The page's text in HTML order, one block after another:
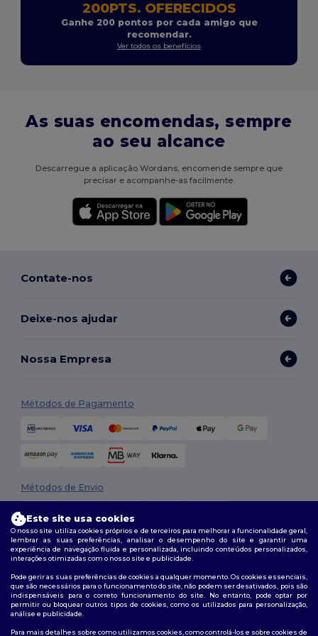
200PTS. OFERECIDOS
Ganhe 200 pontos por cada amigo que
recomendar.
Ver todos os benefícios
As suas encomendas, sempre
ao seu alcance
Descarregue a aplicação Wordans, encomende sempre que
precisar e acompanhe-as facilmente.
Contate-nos
Deixe-nos ajudar
Nossa Empresa
Métodos de Pagamento
Métodos de Envio
Siga-nos
Este site usa cookies
O nosso site utiliza cookies próprios e de terceiros para melhorar a funcionalidade geral,
lembrar as suas preferências, analisar o desempenho do site e garantir uma
experiência de navegação fluida e personalizada, incluindo conteúdos personalizados,
interações otimizadas com o nosso site e publicidade.
Pode gerir as suas preferências de cookies a qualquer momento. Os cookies essenciais,
que são necessários para o funcionamento do site, não podem ser desativados, pois são
indispensáveis para o correto funcionamento do site. No entanto, pode optar por
permitir ou bloquear outros tipos de cookies, como os utilizados para personalização,
análise e publicidade.
Para mais detalhes sobre como utilizamos cookies, como controlá-los e sobre cookies de